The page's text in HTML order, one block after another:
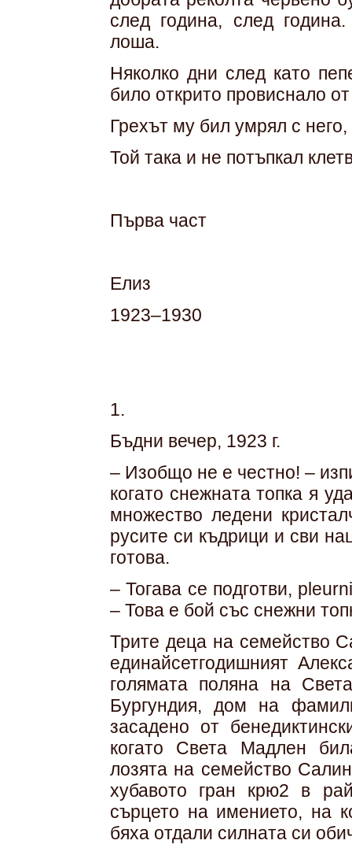
след година, след
лоша.
Няколко дни след като
било открито провиснало
Грехът му бил умрял с
Той така и не потъпкал
Първа част
Елиз
1923–1930
1.
Бъдни вечер, 1923 г.
– Изобщо не е честно! –
когато снежната топка я
множество ледени
русите си къдрици и сви
готова.
– Тогава се подготви,
– Това е бой със снежни
Трите деца на семейство
единайсетгодишният
голямата поляна на
Бургундия, дом на
засадено от
когато Света Мадлен
лозята на семейство
хубавото гран крю2 в
сърцето на имението, на
бяха отдали силната си